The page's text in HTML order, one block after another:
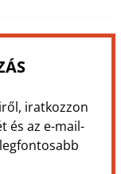
iratkozzon
és az e-mail-